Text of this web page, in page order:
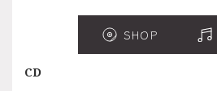
SHOP
CD
SHOP
CD
SHOP
CD